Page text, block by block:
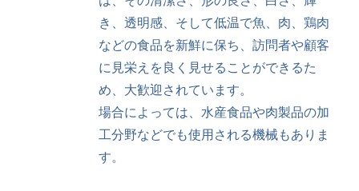
き、透明感、そして低温で魚、肉、鶏肉
などの食品を新鮮に保ち、訪問者や顧客
に見栄えを良く見せることができるた
め、大歓迎されています。
場合によっては、水産食品や肉製品の加
工分野などでも使用される機械もありま
す。